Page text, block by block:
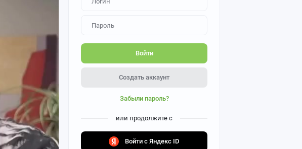
Войти
Создать аккаунт
Забыли пароль?
или продолжите с
Войти с Яндекс ID